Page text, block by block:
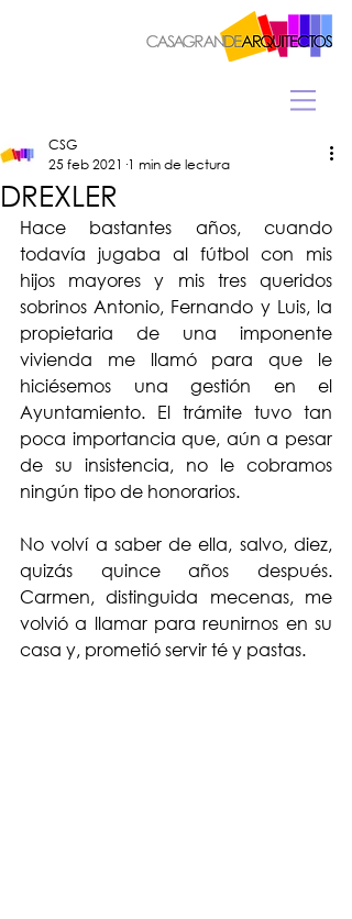
DREXLER
CSG
25 feb 2021 1 min de lectura
Hace bastantes años, cuando
todavía jugaba al fútbol con mis
hijos mayores y mis tres queridos
sobrinos Antonio, Fernando y Luis, la
propietaria de una imponente
vivienda me llamó para que le
hiciésemos una gestión en el
Ayuntamiento. El trámite tuvo tan
poca importancia que, aún a pesar
de su insistencia, no le cobramos
ningún tipo de honorarios.
No volví a saber de ella, salvo, diez,
quizás quince años después.
Carmen, distinguida mecenas, me
volvió a llamar para reunirnos en su
casa y, prometió servir té y pastas.